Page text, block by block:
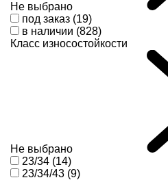
Не выбрано
под заказ (19)
в наличии (828)
Класс износостойкости
Не выбрано
23/34 (14)
23/34/43 (9)